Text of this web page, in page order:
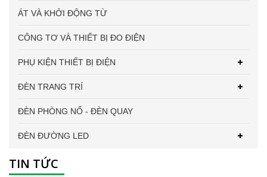
ÁT VÀ KHỞI ĐỘNG TỪ
CÔNG TƠ VÀ THIẾT BỊ ĐO ĐIỆN
PHỤ KIỆN THIẾT BỊ ĐIỆN
ĐÈN TRANG TRÍ
ĐÈN PHÒNG NỔ - ĐÈN QUAY
ĐÈN ĐƯỜNG LED
TIN TỨC